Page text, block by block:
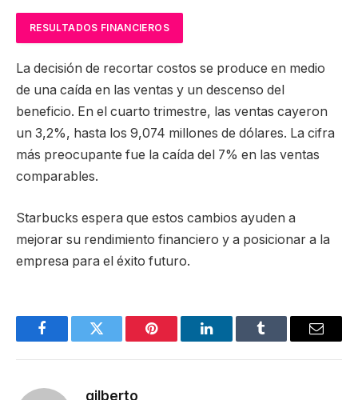
RESULTADOS FINANCIEROS
La decisión de recortar costos se produce en medio
de una caída en las ventas y un descenso del
beneficio. En el cuarto trimestre, las ventas cayeron
un 3,2%, hasta los 9,074 millones de dólares. La cifra
más preocupante fue la caída del 7% en las ventas
comparables.
Starbucks espera que estos cambios ayuden a
mejorar su rendimiento financiero y a posicionar a la
empresa para el éxito futuro.
FacebookTwitter Pinterest LinkedInTumblr Email
gilberto